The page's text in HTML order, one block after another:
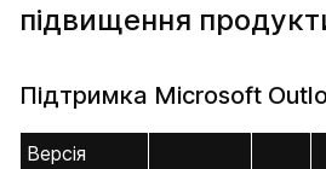
підвищення
Підтримка Microsoft
Версія